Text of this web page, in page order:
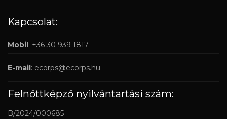
Kapcsolat:
Mobil: +36 30 939 1817
E-mail: ecorps@ecorps.hu
Felnőttképző nyilvántartási szám:
B/2024/000685